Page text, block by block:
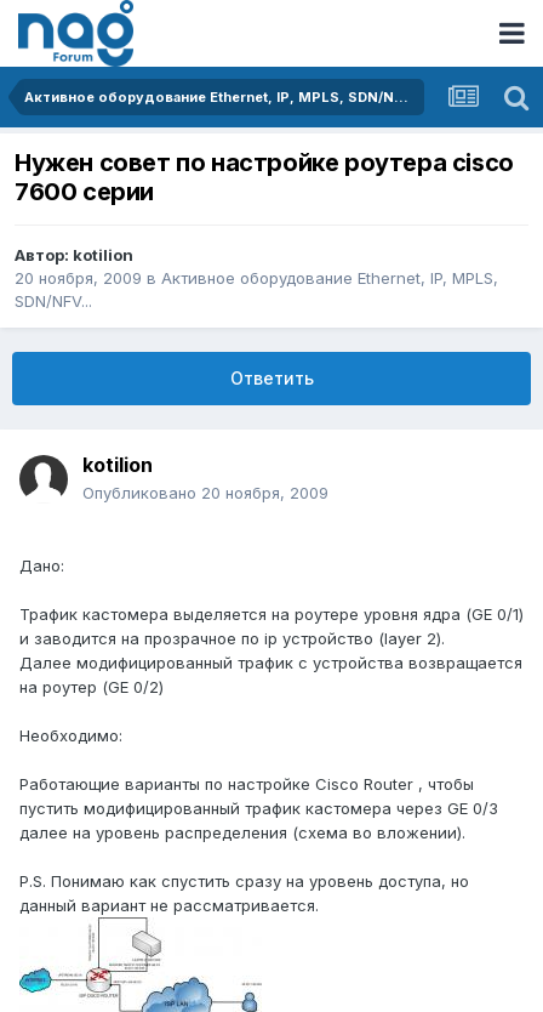
Активное оборудование Ethernet, IP, MPLS, SDN/NFV...
Нужен совет по настройке роутера cisco
7600 серии
Автор: kotilion
20 ноября, 2009 в Активное оборудование Ethernet, IP, MPLS,
SDN/NFV...
Ответить
kotilion
Опубликовано 20 ноября, 2009
Дано:
Трафик кастомера выделяется на роутере уровня ядра (GE 0/1)
и заводится на прозрачное по ip устройство (layer 2).
Далее модифицированный трафик с устройства возвращается
на роутер (GE 0/2)
Необходимо:
Работающие варианты по настройке Сisco Router , чтобы
пустить модифицированный трафик кастомера через GE 0/3
далее на уровень распределения (схема во вложении).
P.S. Понимаю как спустить сразу на уровень доступа, но
данный вариант не рассматривается.